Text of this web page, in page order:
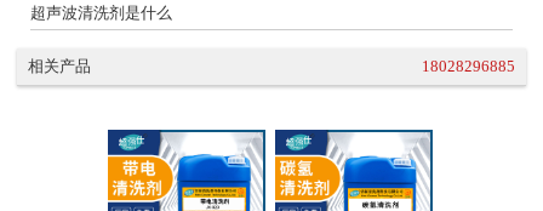
超声波清洗剂是什么
相关产品 18028296885